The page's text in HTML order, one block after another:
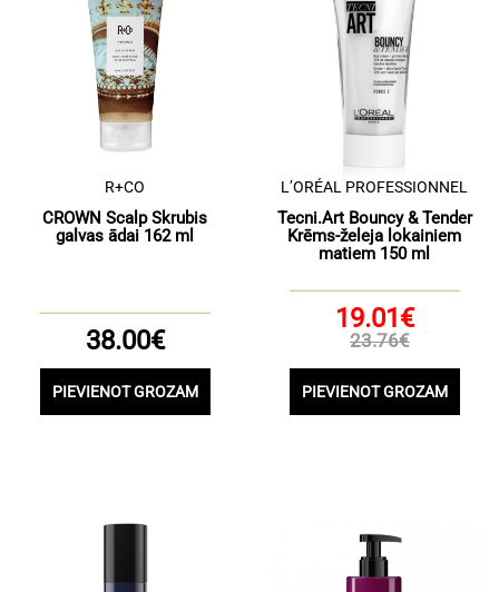
R+CO
CROWN Scalp Skrubis
galvas ādai 162 ml
38.00€
PIEVIENOT GROZAM
L’ORÉAL PROFESSIONNEL
Tecni.Art Bouncy & Tender
Krēms-želeja lokainiem
matiem 150 ml
19.01€
23.76€
PIEVIENOT GROZAM